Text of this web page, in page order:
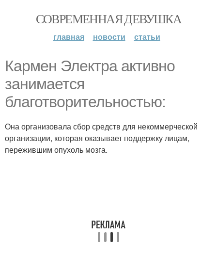
СОВРЕМЕННАЯ ДЕВУШКА
главная новости статьи
Кармен Электра активно
занимается
благотворительностью:
Она организовала сбор средств для некоммерческой
организации, которая оказывает поддержку лицам,
пережившим опухоль мозга.